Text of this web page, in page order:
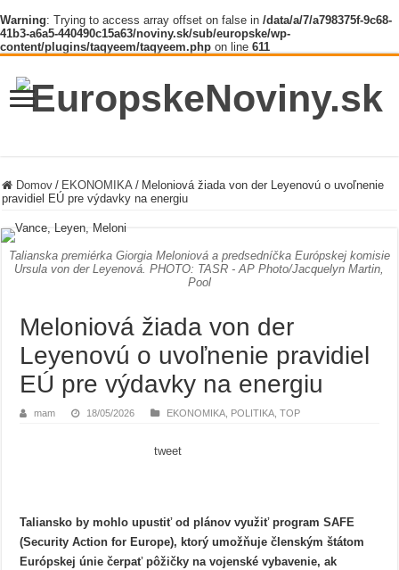
Warning: Trying to access array offset on false in /data/a/7/a798375f-9c68-
41b3-a6a5-440490c15a63/noviny.sk/sub/europske/wp-
content/plugins/taqyeem/taqyeem.php on line 611
Domov / EKONOMIKA / Meloniová žiada von der Leyenovú o uvoľnenie
pravidiel EÚ pre výdavky na energiu
Talianska premiérka Giorgia Meloniová a predsedníčka Európskej komisie
Ursula von der Leyenová. PHOTO: TASR - AP Photo/Jacquelyn Martin,
Pool
Meloniová žiada von der
Leyenovú o uvoľnenie pravidiel
EÚ pre výdavky na energiu
mam 18/05/2026 EKONOMIKA POLITIKA ,TOP
tweet
Taliansko by mohlo upustiť od plánov využiť program SAFE
(Security Action for Europe), ktorý umožňuje členským štátom
Európskej únie čerpať pôžičky na vojenské vybavenie, ak